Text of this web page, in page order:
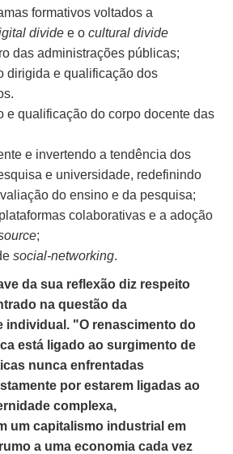
formativos voltados a
divide e ocultural divide
das administrações públicas;
dirigida e qualificação dos
e qualificação do corpo docente das
e invertendo a tendência dos
e universidade, redefinindo
do ensino e da pesquisa;
colaborativas e a adoção
;
social-networking.
da sua reflexão diz respeito
na questão da
individual. "O renascimento do
está ligado ao surgimento de
nunca enfrentadas
por estarem ligadas ao
complexa,
um capitalismo industrial em
a uma economia cada vez